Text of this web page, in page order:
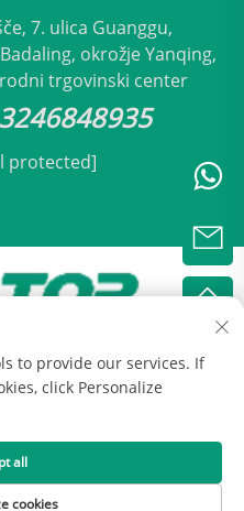
7. ulica Guanggu,
okrožje Yanqing,
trgovinski center
protected]
Holtop Klimatizacija,
o zasebnosti
to provide our services. If
click Personalize
cookies
all